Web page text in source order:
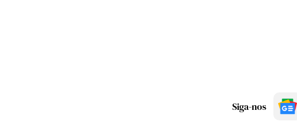
Siga-nos